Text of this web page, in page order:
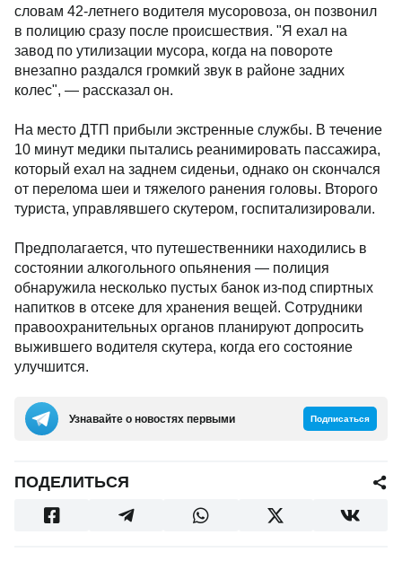
словам 42-летнего водителя мусоровоза, он позвонил
в полицию сразу после происшествия. "Я ехал на
завод по утилизации мусора, когда на повороте
внезапно раздался громкий звук в районе задних
колес", — рассказал он.
На место ДТП прибыли экстренные службы. В течение
10 минут медики пытались реанимировать пассажира,
который ехал на заднем сиденьи, однако он скончался
от перелома шеи и тяжелого ранения головы. Второго
туриста, управлявшего скутером, госпитализировали.
Предполагается, что путешественники находились в
состоянии алкогольного опьянения — полиция
обнаружила несколько пустых банок из-под спиртных
напитков в отсеке для хранения вещей. Сотрудники
правоохранительных органов планируют допросить
выжившего водителя скутера, когда его состояние
улучшится.
Узнавайте о новостях первыми Подписаться
ПОДЕЛИТЬСЯ